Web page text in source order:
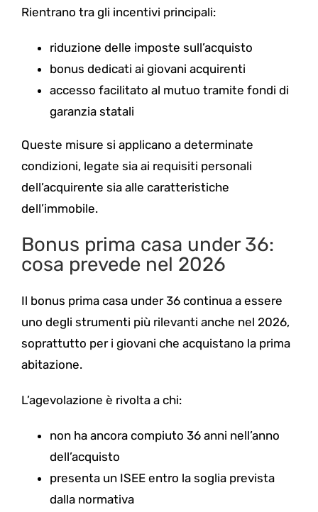
Rientrano tra gli incentivi principali:
riduzione delle imposte sull’acquisto
bonus dedicati ai giovani acquirenti
accesso facilitato al mutuo tramite fondi di
garanzia statali
Queste misure si applicano a determinate
condizioni, legate sia ai requisiti personali
dell’acquirente sia alle caratteristiche
dell’immobile.
Bonus prima casa under 36:
cosa prevede nel 2026
Il bonus prima casa under 36 continua a essere
uno degli strumenti più rilevanti anche nel 2026,
soprattutto per i giovani che acquistano la prima
abitazione.
L’agevolazione è rivolta a chi:
non ha ancora compiuto 36 anni nell’anno
dell’acquisto
presenta un ISEE entro la soglia prevista
dalla normativa